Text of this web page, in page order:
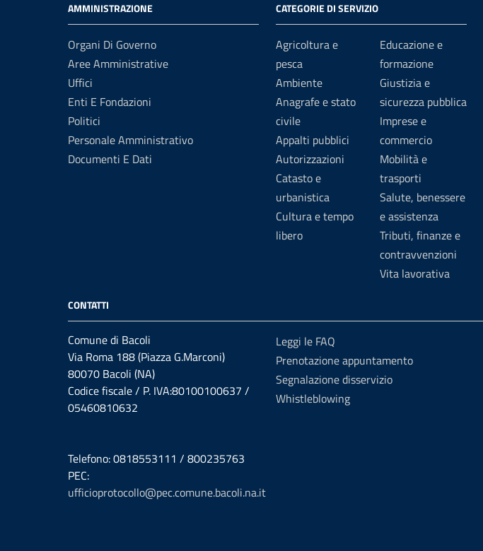
AMMINISTRAZIONE
Organi Di Governo
Aree Amministrative
Uffici
Enti E Fondazioni
Politici
Personale Amministrativo
Documenti E Dati
CATEGORIE DI SERVIZIO
Agricoltura e
pesca
Ambiente
Anagrafe e stato
civile
Appalti pubblici
Autorizzazioni
Catasto e
urbanistica
Cultura e tempo
libero
Educazione e
formazione
Giustizia e
sicurezza pubblica
Imprese e
commercio
Mobilità e
trasporti
Salute, benessere
e assistenza
Tributi, finanze e
contravvenzioni
Vita lavorativa
CONTATTI
Comune di Bacoli
Via Roma 188 (Piazza G.Marconi)
80070 Bacoli (NA)
Codice fiscale / P. IVA:80100100637 /
05460810632
Telefono: 0818553111 / 800235763
PEC:
ufficioprotocollo@pec.comune.bacoli.na.it
Leggi le FAQ
Prenotazione appuntamento
Segnalazione disservizio
Whistleblowing